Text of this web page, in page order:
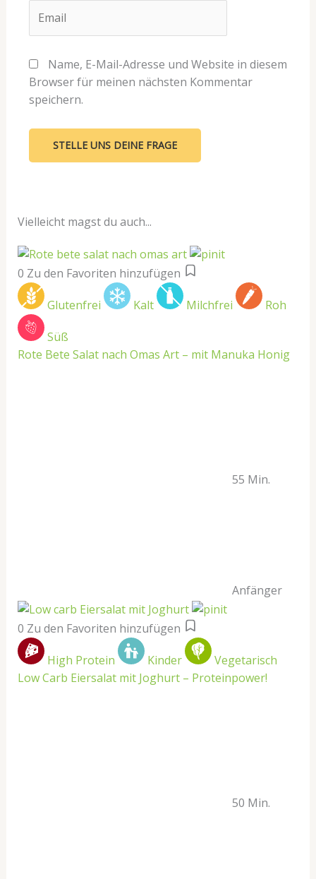
Name, E-Mail-Adresse und Website in diesem
Browser für meinen nächsten Kommentar
speichern.
Vielleicht magst du auch...
0 Zu den Favoriten hinzufügen
Glutenfrei Kalt Milchfrei Roh
Süß
Rote Bete Salat nach Omas Art – mit Manuka Honig
55 Min.
Anfänger
0 Zu den Favoriten hinzufügen
High Protein Kinder
Vegetarisch
Low Carb Eiersalat mit Joghurt – Proteinpower!
50 Min.